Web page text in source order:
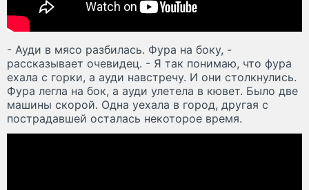
- Ауди в мясо разбилась. Фура на боку, -
рассказывает очевидец. - Я так понимаю, что фура
ехала с горки, а ауди навстречу. И они столкнулись.
Фура легла на бок, а ауди улетела в кювет. Было две
машины скорой. Одна уехала в город, другая с
пострадавшей осталась некоторое время.